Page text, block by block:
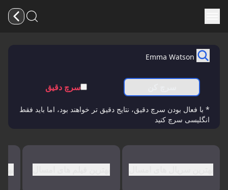
سرچ دقیق
* با فعال بودن سرچ دقیق، نتایج دقیق تر خواهند بود، اما باید فقط
انگلیسی سرچ کنید